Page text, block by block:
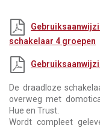
schakelaar 4 groepen
De draadloze
overweg met
Hue en Trust.
Wordt compleet